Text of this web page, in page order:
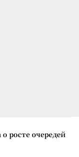
росте очередей